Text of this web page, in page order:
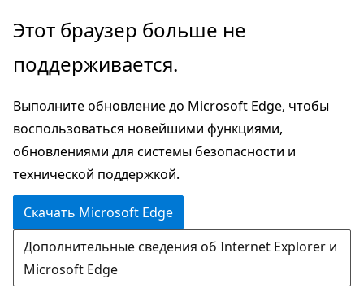
Пропустить
перейти
основному
содержимому
Этот браузер больше не
поддерживается.
Выполните обновление до Microsoft Edge, чтобы
воспользоваться новейшими функциями,
обновлениями для системы безопасности и
технической поддержкой.
Скачать Microsoft Edge
Дополнительные сведения об Internet Explorer и
Microsoft Edge